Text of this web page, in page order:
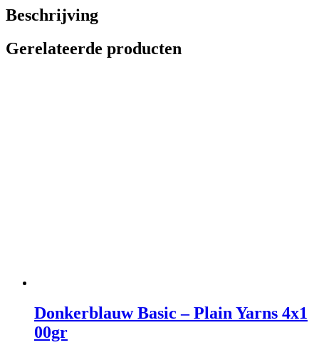
Beschrijving
Gerelateerde producten
Donkerblauw Basic – Plain Yarns 4x1
00gr